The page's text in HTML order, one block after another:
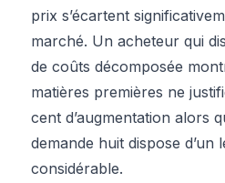
prix s’écartent
marché. Un acheteur qui
de coûts décomposée
matières premières ne
cent d’augmentation alors
demande huit dispose d’un
considérable.